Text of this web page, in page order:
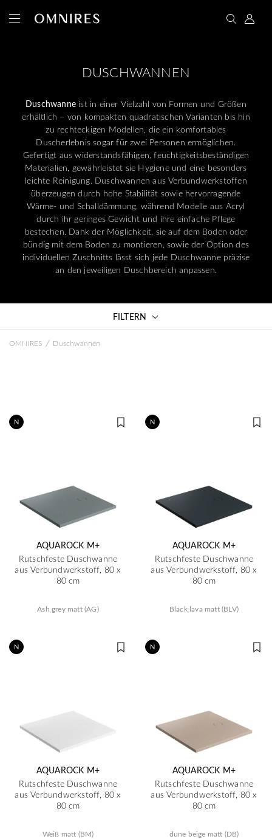
DUSCHWANNEN
Duschwanne ist in einer Vielzahl von Formen und Größen
erhältlich – von kompakten quadratischen Varianten bis hin
zu rechteckigen Modellen, die ein komfortables
Duscherlebnis sogar für zwei Personen ermöglichen.
Gefertigt aus widerstandsfähigen, feuchtigkeitsbeständigen
Materialien, gewährleistet sie Hygiene und eine besonders
leichte Reinigung. Duschwannen aus Verbundwerkstoffen
überzeugen durch hohe Stabilität sowie hervorragende
Wärme- und Schalldämmung, während Modelle aus Acryl
durch ihr geringes Gewicht und ihre einfache Pflege
bestechen. Dank der Möglichkeit, sie auf dem Boden oder
bündig mit dem Boden zu montieren, sowie der Option des
individuellen Zuschnitts lässt sich jede Duschwanne präzise
an den jeweiligen Duschbereich anpassen.
FILTERN
OMNIRES / Duschwannen
N
AQUAROCK M+
Rutschfeste Duschwanne
aus Verbundwerkstoff, 80 x
80 cm
Ash grey matt (AG)
N
AQUAROCK M+
Rutschfeste Duschwanne
aus Verbundwerkstoff, 80 x
80 cm
Black lava matt (BLV)
N
AQUAROCK M+
Rutschfeste Duschwanne
aus Verbundwerkstoff, 80 x
80 cm
Weiß matt (BM)
N
AQUAROCK M+
Rutschfeste Duschwanne
aus Verbundwerkstoff, 80 x
80 cm
dune beige matt (DB)